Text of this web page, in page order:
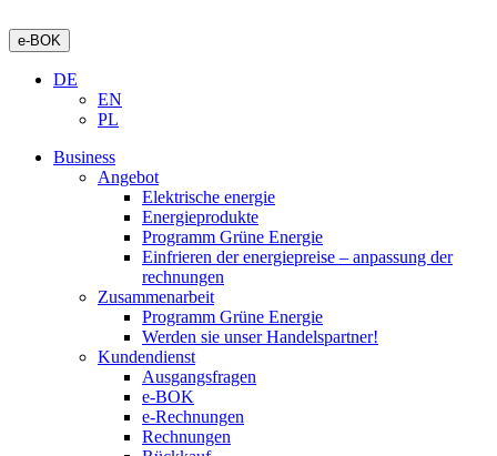
e-BOK
DE
EN
PL
Business
Angebot
Elektrische energie
Energieprodukte
Programm Grüne Energie
Einfrieren der energiepreise – anpassung der
rechnungen
Zusammenarbeit
Programm Grüne Energie
Werden sie unser Handelspartner!
Kundendienst
Ausgangsfragen
e-BOK
e-Rechnungen
Rechnungen